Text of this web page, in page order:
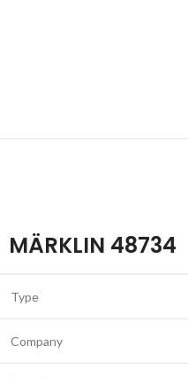
MÄRKLIN 48734
Type
Company